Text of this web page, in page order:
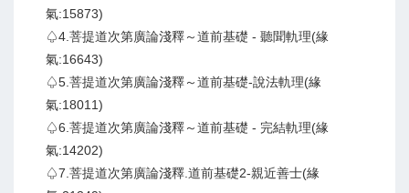
氣:15873)
♤4.菩提道次第廣論淺釋～道前基礎 - 聽聞軌理(緣
氣:16643)
♤5.菩提道次第廣論淺釋～道前基礎-說法軌理(緣
氣:18011)
♤6.菩提道次第廣論淺釋～道前基礎 - 完結軌理(緣
氣:14202)
♤7.菩提道次第廣論淺釋.道前基礎2-親近善士(緣